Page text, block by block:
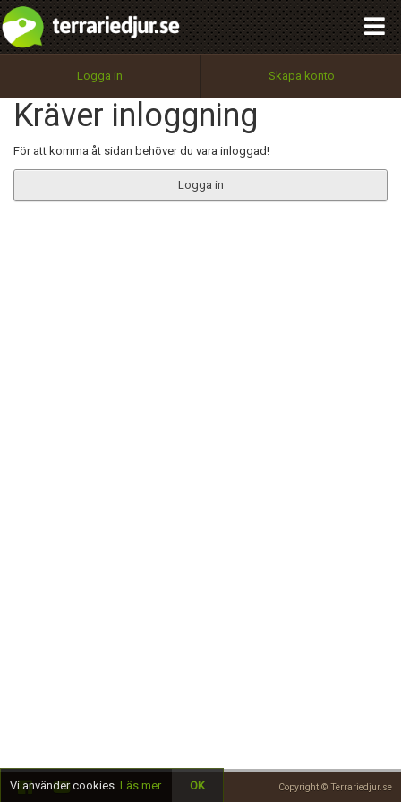
Logga in Skapa konto
Kräver inloggning
För att komma åt sidan behöver du vara inloggad!
Logga in
Copyright © Terrariedjur.se
Utför
100%
OK
integritetspolicy
Namn:
Epost:
Begär nytt lösenord
Tillbaka till förstasidan
Vi använder cookies. Läs mer OK